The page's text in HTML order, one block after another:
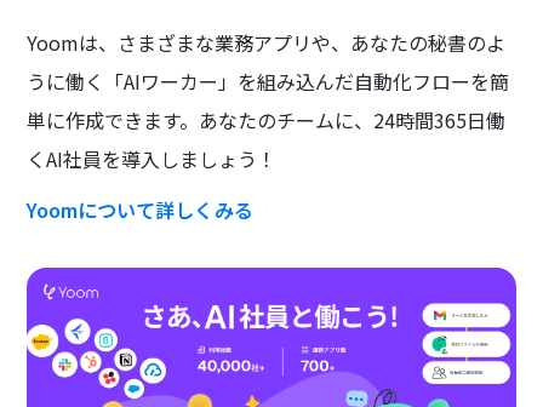
Yoomは、さまざまな業務アプリや、あなたの秘書のよ
うに働く「AIワーカー」を組み込んだ自動化フローを簡
単に作成できます。あなたのチームに、24時間365日働
くAI社員を導入しましょう！
Yoomについて詳しくみる